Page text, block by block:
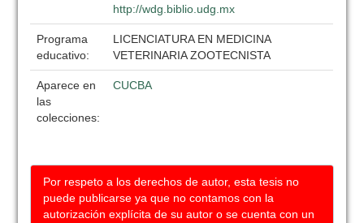
http://wdg.biblio.udg.mx
Programa
educativo:
LICENCIATURA EN MEDICINA
VETERINARIA ZOOTECNISTA
Aparece en
las
colecciones:
CUCBA
Por respeto a los derechos de autor, esta tesis no
puede publicarse ya que no contamos con la
autorización explícita de su autor o se cuenta con un